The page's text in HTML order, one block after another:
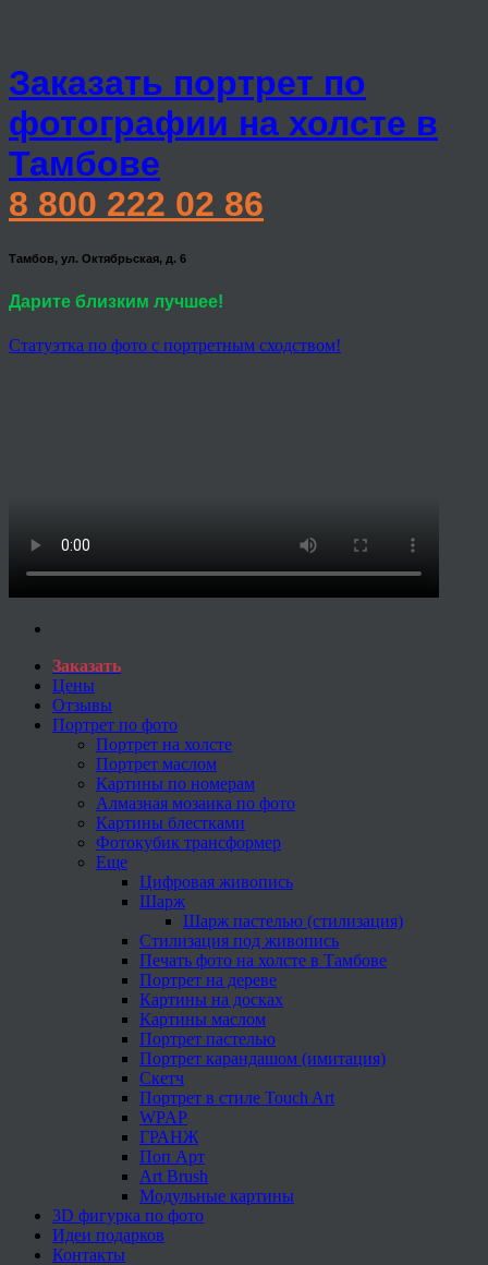
Заказать портрет по
фотографии на холсте в
Тамбове
8 800 222 02 86
Тамбов, ул. Октябрьская, д. 6
Дарите близким лучшее!
Статуэтка по фото с портретным сходством!
Заказать
Цены
Отзывы
Портрет по фото
Портрет на холсте
Портрет маслом
Картины по номерам
Алмазная мозаика по фото
Картины блестками
Фотокубик трансформер
Еще
Цифровая живопись
Шарж
Шарж пастелью (стилизация)
Стилизация под живопись
Печать фото на холсте в Тамбове
Портрет на дереве
Картины на досках
Картины маслом
Портрет пастелью
Портрет карандашом (имитация)
Скетч
Портрет в стиле Touch Art
WPAP
ГРАНЖ
Поп Арт
Art Brush
Модульные картины
3D фигурка по фото
Идеи подарков
Контакты